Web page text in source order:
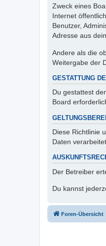
Zweck eines
Internet
Benutzer,
Adresse aus
Andere als die
Weitergabe der
GESTATTUNG
Du gestattest
Board
Diese Richtlinie
Daten
Der Betreiber
Du kannst
Foren-Übersicht